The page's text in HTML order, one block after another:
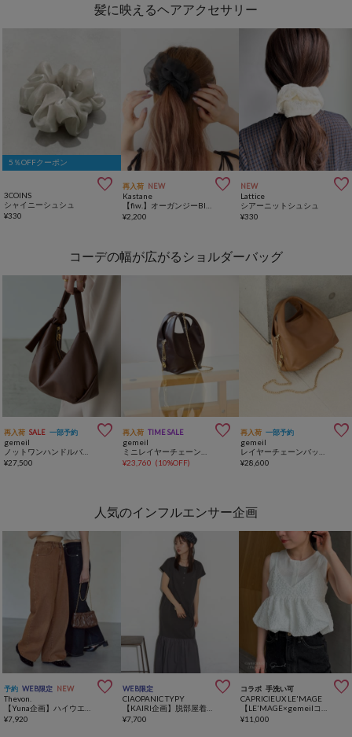
髪に映えるヘアアクセサリー
5％OFFクーポン

3COINS
シャイニーシュシュ
¥330
再入荷 NEW 
Kastane
¥2,200
NEW 
Lattice
シアーニットシュシュ
¥330
コーデの幅が広がるショルダーバッグ
再入荷 SALE 一部予約 
gemeil
ノットワンハンドルバッグ(CE-1356)
¥27,500
再入荷 TIME SALE 
gemeil
ミニレイヤーチェーンバッグ(PT-371)
¥23,760 (10%OFF)
再入荷 一部予約 
gemeil
レイヤーチェーンバッグ(PT-227)
¥28,600
人気のインフルエンサー企画
予約 WEB限定 NEW 
Thevon.
¥7,920
WEB限定 
CIAOPANIC TYPY
【KAIRI企画】脱部屋着見え！2WAYヘンリーワンピ
¥7,700
コラボ 手洗い可 
CAPRICIEUX LE'MAGE
¥11,000